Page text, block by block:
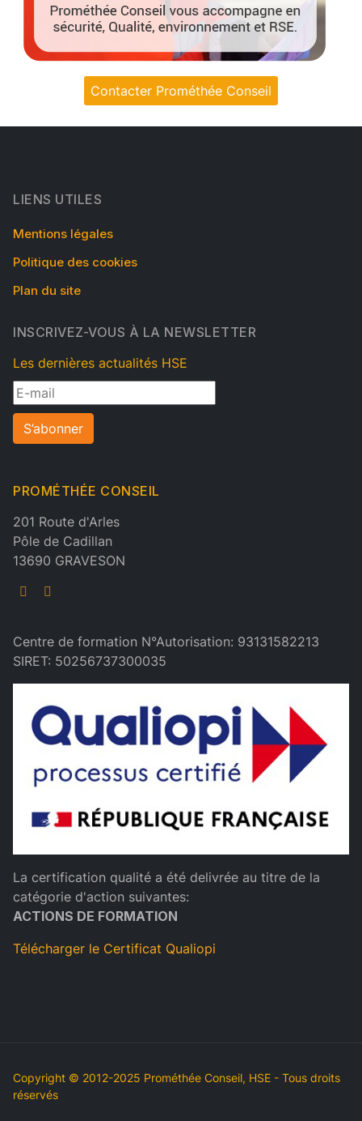
Contacter Prométhée Conseil
LIENS UTILES
Mentions légales
Politique des cookies
Plan du site
INSCRIVEZ-VOUS À LA NEWSLETTER
Les dernières actualités HSE
S’abonner
PROMÉTHÉE CONSEIL
201 Route d'Arles
Pôle de Cadillan
13690 GRAVESON
Centre de formation N°Autorisation: 93131582213
SIRET: 50256737300035
La certification qualité a été delivrée au titre de la
catégorie d'action suivantes:
ACTIONS DE FORMATION
Télécharger le Certificat Qualiopi
Copyright © 2012-2025 Prométhée Conseil, HSE - Tous droits
réservés